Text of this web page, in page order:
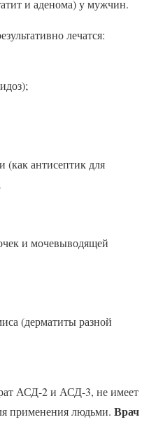
и аденома) у мужчин.
лечатся:
(как антисептик для
и мочевыводящей
(дерматиты разной
АСД-2 и АСД-3, не имеет
применения людьми. Врач